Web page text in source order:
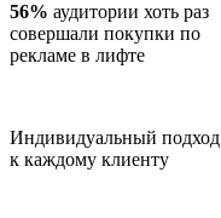
56% аудитории хоть раз
совершали покупки по
рекламе в лифте
Индивидуальный подход
к каждому клиенту